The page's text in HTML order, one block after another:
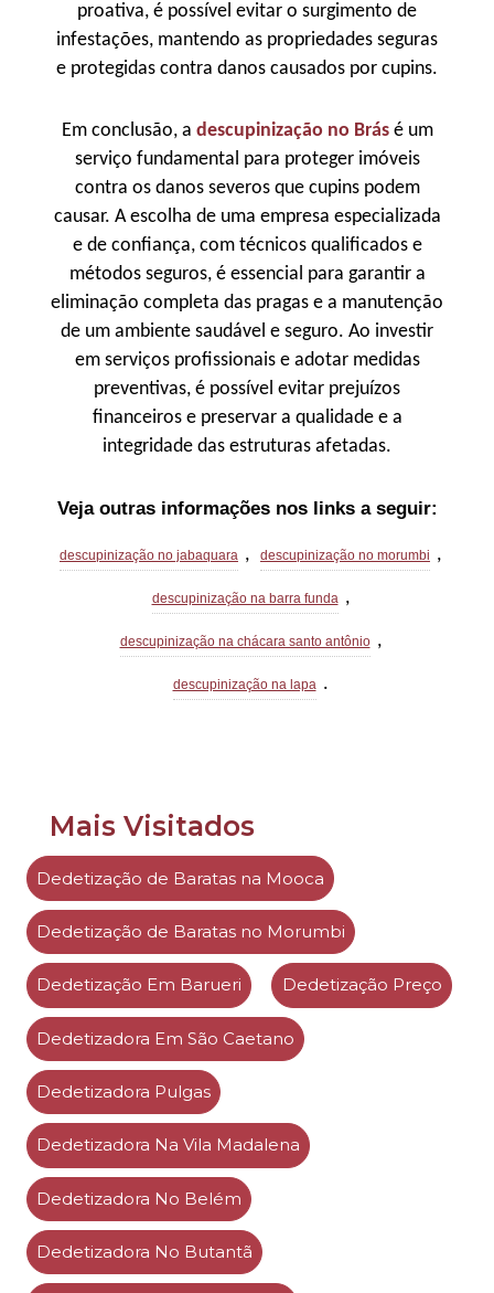
proativa, é possível evitar o surgimento de
infestações, mantendo as propriedades seguras
e protegidas contra danos causados por cupins.
Em conclusão, a descupinização no Brásé um
serviço fundamental para proteger imóveis
contra os danos severos que cupins podem
causar. A escolha de uma empresa especializada
e de confiança, com técnicos qualificados e
métodos seguros, é essencial para garantir a
eliminação completa das pragas e a manutenção
de um ambiente saudável e seguro. Ao investir
em serviços profissionais e adotar medidas
preventivas, é possível evitar prejuízos
financeiros e preservar a qualidade e a
integridade das estruturas afetadas.
Veja outras informações nos links a seguir:
descupinização no jabaquara , descupinização no morumbi ,
descupinização na barra funda ,
descupinização na chácara santo antônio ,
descupinização na lapa .
Mais Visitados
Dedetização de Baratas na Mooca
Dedetização de Baratas no Morumbi
Dedetização Em Barueri Dedetização Preço
Dedetizadora Em São Caetano
Dedetizadora Pulgas
Dedetizadora Na Vila Madalena
Dedetizadora No Belém
Dedetizadora No Butantã